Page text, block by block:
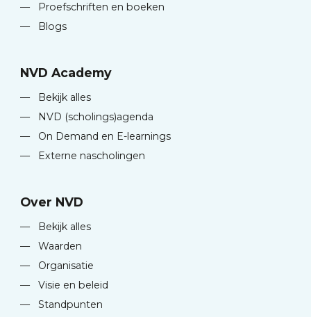
—
Proefschriften en boeken
—
Blogs
NVD Academy
—
Bekijk alles
—
NVD (scholings)agenda
—
On Demand en E-learnings
—
Externe nascholingen
Over NVD
—
Bekijk alles
—
Waarden
—
Organisatie
—
Visie en beleid
—
Standpunten